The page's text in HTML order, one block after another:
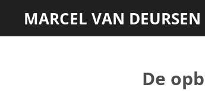
MARCEL VAN DEURSEN
De